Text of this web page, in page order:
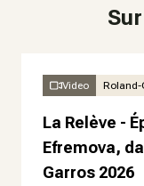
Video Roland-
La Relève -
Efremova,
Garros 2026